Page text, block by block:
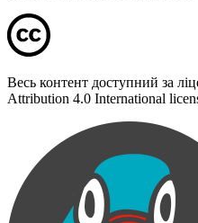
Весь контент доступний за
Attribution 4.0 International